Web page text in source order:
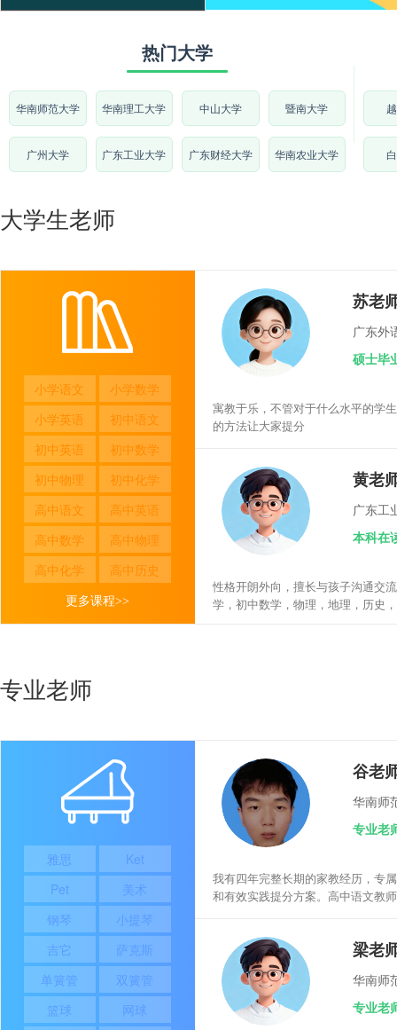
热门大学
华南师范大学 华南理工大学 中山大学 暨南大学
广州大学 广东工业大学 广东财经大学 华南农业大学
大学生老师
小学语文
小学数学
小学英语
初中语文
初中英语
初中数学
初中物理
初中化学
高中语文
高中英语
高中数学
高中物理
高中化学
高中历史
更多课程>>
苏老
广东外
硕士毕
寓教于乐，不管对于什么水平的学
的方法让大家提分
黄老
广东工
本科在
性格开朗外向，擅长与孩子沟通交
学，初中数学，物理，地理，历史
专业老师
雅思
Ket
Pet
美术
钢琴
小提琴
吉它
萨克斯
单簧管
双簧管
篮球
网球
谷老
华南师
专业老
我有四年完整长期的家教经历，专
和有效实践提分方案。高中语文教
学习逻辑。善于利用与学生年龄相
力强，建立信任。秉持“因材施教”
教学风格偏风趣温和，宽严相济。
（包括基础薄弱及有特殊需求的学
能力，致力于让每位学生获得实质
梁老
华南师
专业老